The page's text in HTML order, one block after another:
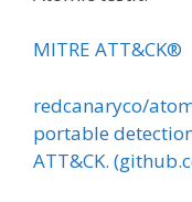
MITRE ATT&CK®
redcanaryco/
portable
ATT&CK.